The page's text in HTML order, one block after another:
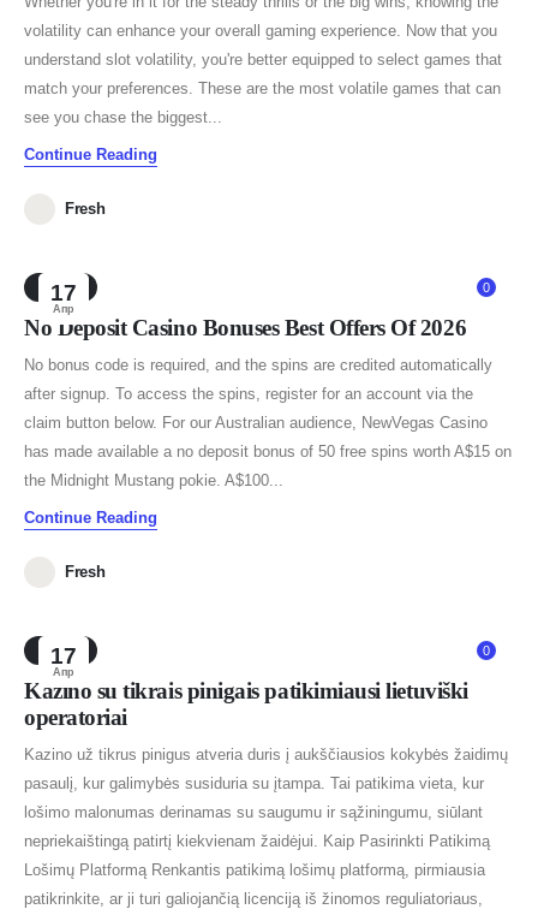
volatility can enhance your overall gaming experience. Now that you
understand slot volatility, you're better equipped to select games that
match your preferences. These are the most volatile games that can
see you chase the biggest...
Continue Reading
Fresh
17
Апр
0
NEWS
No Deposit Casino Bonuses Best Offers Of 2026
No bonus code is required, and the spins are credited automatically
after signup. To access the spins, register for an account via the
claim button below. For our Australian audience, NewVegas Casino
has made available a no deposit bonus of 50 free spins worth A$15 on
the Midnight Mustang pokie. A$100...
Continue Reading
Fresh
17
Апр
0
NEWS
Kazino su tikrais pinigais patikimiausi lietuviški
operatoriai
Kazino už tikrus pinigus atveria duris į aukščiausios kokybės žaidimų
pasaulį, kur galimybės susiduria su įtampa. Tai patikima vieta, kur
lošimo malonumas derinamas su saugumu ir sąžiningumu, siūlant
nepriekaištingą patirtį kiekvienam žaidėjui. Kaip Pasirinkti Patikimą
Lošimų Platformą Renkantis patikimą lošimų platformą, pirmiausia
patikrinkite, ar ji turi galiojančią licenciją iš žinomos reguliatoriaus,